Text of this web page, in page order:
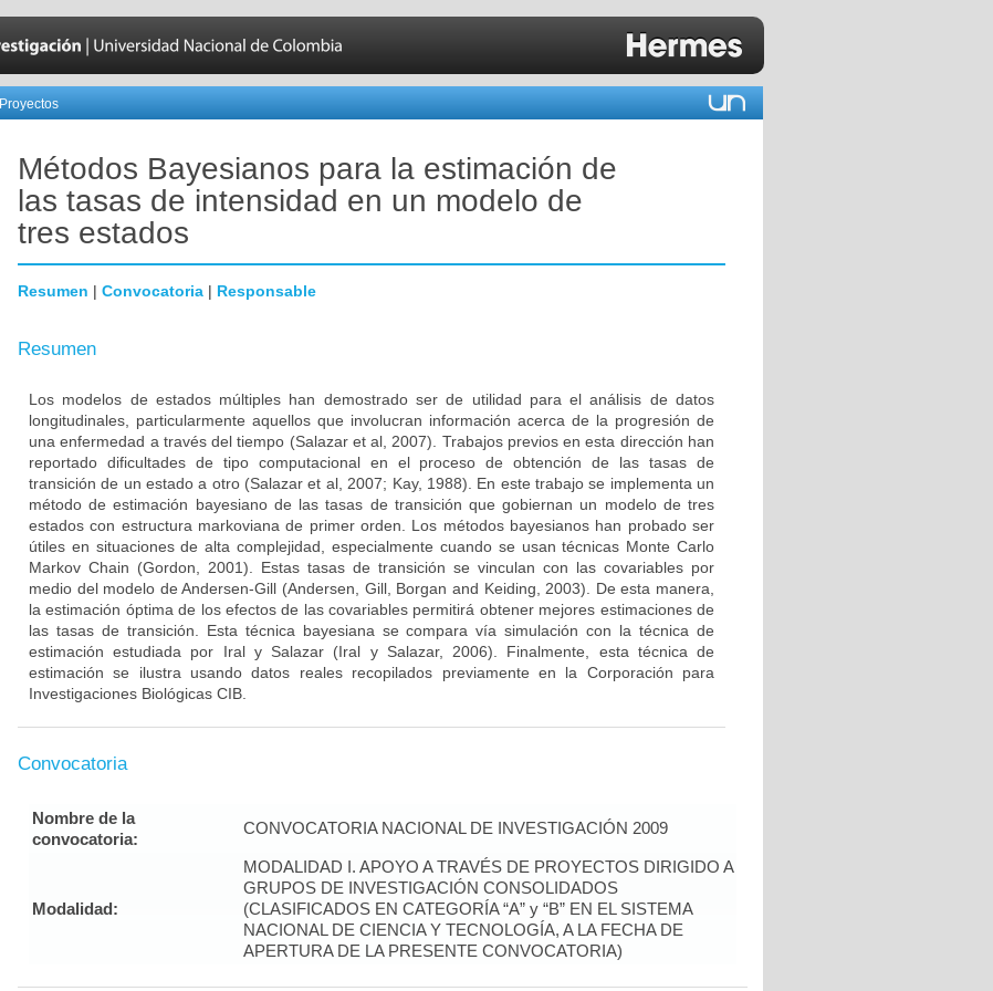
Proyectos
Métodos Bayesianos para la estimación de
las tasas de intensidad en un modelo de
tres estados
Resumen | Convocatoria | Responsable
Resumen
Los modelos de estados múltiples han demostrado ser de utilidad para el análisis de datos
longitudinales, particularmente aquellos que involucran información acerca de la progresión de
una enfermedad a través del tiempo (Salazar et al, 2007). Trabajos previos en esta dirección han
reportado dificultades de tipo computacional en el proceso de obtención de las tasas de
transición de un estado a otro (Salazar et al, 2007; Kay, 1988). En este trabajo se implementa un
método de estimación bayesiano de las tasas de transición que gobiernan un modelo de tres
estados con estructura markoviana de primer orden. Los métodos bayesianos han probado ser
útiles en situaciones de alta complejidad, especialmente cuando se usan técnicas Monte Carlo
Markov Chain (Gordon, 2001). Estas tasas de transición se vinculan con las covariables por
medio del modelo de Andersen-Gill (Andersen, Gill, Borgan and Keiding, 2003). De esta manera,
la estimación óptima de los efectos de las covariables permitirá obtener mejores estimaciones de
las tasas de transición. Esta técnica bayesiana se compara vía simulación con la técnica de
estimación estudiada por Iral y Salazar (Iral y Salazar, 2006). Finalmente, esta técnica de
estimación se ilustra usando datos reales recopilados previamente en la Corporación para
Investigaciones Biológicas CIB.
Convocatoria
Nombre de la
convocatoria:
CONVOCATORIA NACIONAL DE INVESTIGACIÓN 2009
Modalidad:
MODALIDAD I. APOYO A TRAVÉS DE PROYECTOS DIRIGIDO A
GRUPOS DE INVESTIGACIÓN CONSOLIDADOS
(CLASIFICADOS EN CATEGORÍA “A” y “B” EN EL SISTEMA
NACIONAL DE CIENCIA Y TECNOLOGÍA, A LA FECHA DE
APERTURA DE LA PRESENTE CONVOCATORIA)